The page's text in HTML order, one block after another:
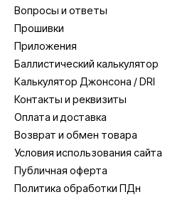
Вопросы и ответы
Прошивки
Приложения
Баллистический калькулятор
Калькулятор Джонсона / DRI
Контакты и реквизиты
Оплата и доставка
Возврат и обмен товара
Условия использования сайта
Публичная оферта
Политика обработки ПДн